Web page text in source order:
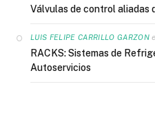
Válvulas de control aliadas
LUIS FELIPE CARRILLO GARZON
RACKS: Sistemas de
Autoservicios